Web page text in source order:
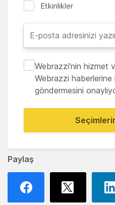
Paylaş
Etkinlikler
Webrazzi'nin hizmet
Webrazzi
göndermesini